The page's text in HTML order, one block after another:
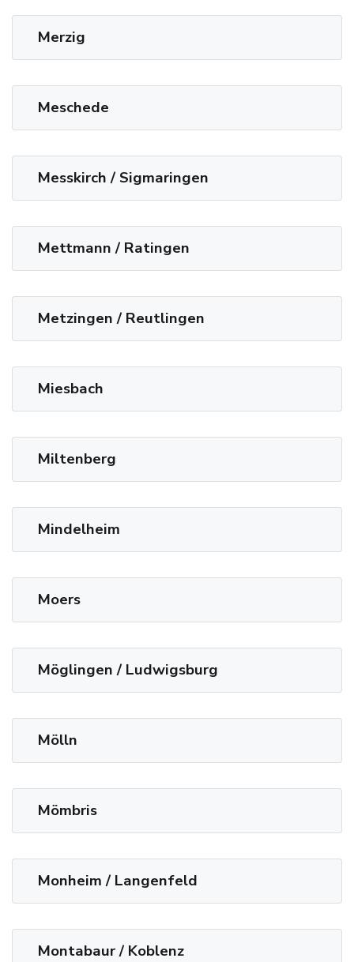
Merzig
Meschede
Messkirch / Sigmaringen
Mettmann / Ratingen
Metzingen / Reutlingen
Miesbach
Miltenberg
Mindelheim
Moers
Möglingen / Ludwigsburg
Mölln
Mömbris
Monheim / Langenfeld
Montabaur / Koblenz